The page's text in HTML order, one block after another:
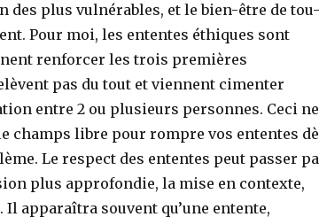
des plus vulnérables, et le bien-être de tou-
Pour moi, les ententes éthiques sont
renforcer les trois premières
pas du tout et viennent cimenter
entre 2 ou plusieurs personnes. Ceci ne
champs libre pour rompre vos ententes
Le respect des ententes peut passer
plus approfondie, la mise en contexte,
apparaîtra souvent qu’une entente,